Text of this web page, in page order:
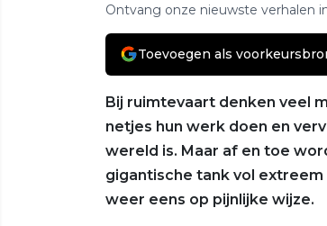
Ontvang onze nieuwste verhalen
Toevoegen als
Bij ruimtevaart denken veel
netjes hun werk doen en
wereld is. Maar af en toe
gigantische tank vol
weer eens op pijnlijke wijze.